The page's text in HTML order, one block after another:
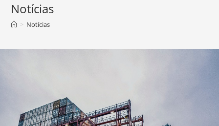
Notícias
> Notícias